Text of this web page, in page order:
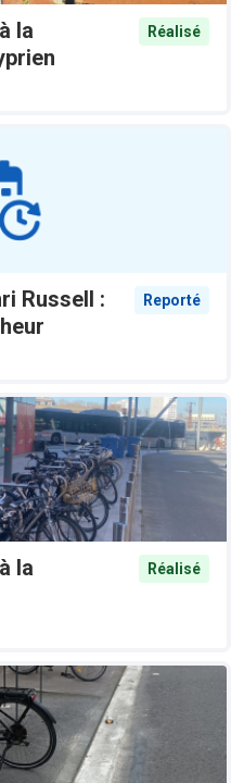
la
Réalisé
Russell :
Reporté
la
Réalisé